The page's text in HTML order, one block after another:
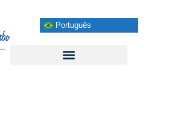
Português